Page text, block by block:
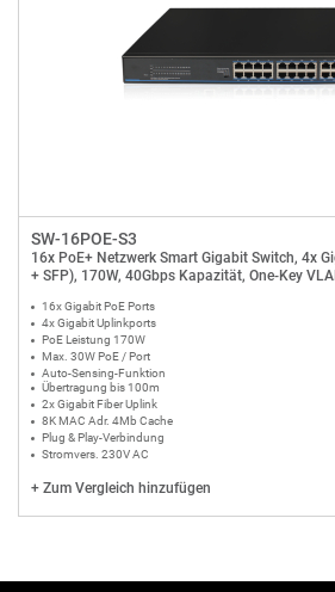
SW-16POE-S3
16x PoE+ Netzwerk Smart Gigabit Switch, 4x
+ SFP), 170W, 40Gbps Kapazität, One-Key
16x Gigabit PoE Ports
4x Gigabit Uplinkports
PoE Leistung 170W
Max. 30W PoE / Port
Auto-Sensing-Funktion
Übertragung bis 100m
2x Gigabit Fiber Uplink
8K MAC Adr. 4Mb Cache
Plug & Play-Verbindung
Stromvers. 230V AC
+ Zum Vergleich hinzufügen